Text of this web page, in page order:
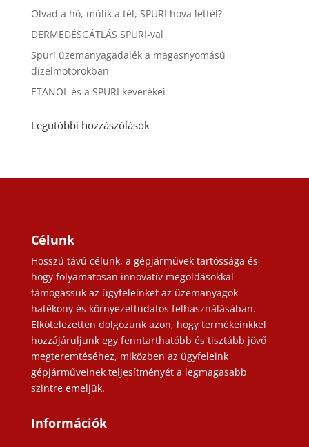
Olvad a hó, múlik a tél, SPURI hova lettél?
DERMEDÉSGÁTLÁS SPURI-val
Spuri üzemanyagadalék a magasnyomású
dízelmotorokban
ETANOL és a SPURI keverékei
Legutóbbi hozzászólások
Célunk
Hosszú távú célunk, a gépjárművek tartóssága és
hogy folyamatosan innovatív megoldásokkal
támogassuk az ügyfeleinket az üzemanyagok
hatékony és környezettudatos felhasználásában.
Elkötelezetten dolgozunk azon, hogy termékeinkkel
hozzájáruljunk egy fenntarthatóbb és tisztább jövő
megteremtéséhez, miközben az ügyfeleink
gépjárműveinek teljesítményét a legmagasabb
szintre emeljük.
Információk